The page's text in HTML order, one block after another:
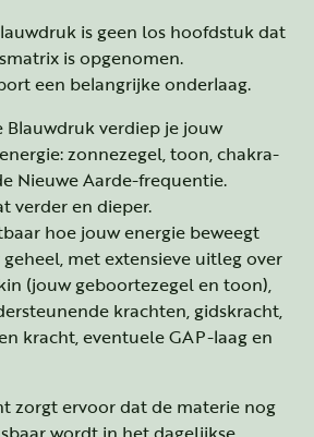
is geen los hoofdstuk dat
is opgenomen.
een belangrijke onderlaag.
Blauwdruk verdiep je jouw
zonnezegel, toon, chakra-
Nieuwe Aarde-frequentie.
verder en dieper.
hoe jouw energie beweegt
met extensieve uitleg over
(jouw geboortezegel en toon),
krachten, gidskracht,
kracht, eventuele GAP-laag en
zorgt ervoor dat de materie nog
wordt in het dagelijkse